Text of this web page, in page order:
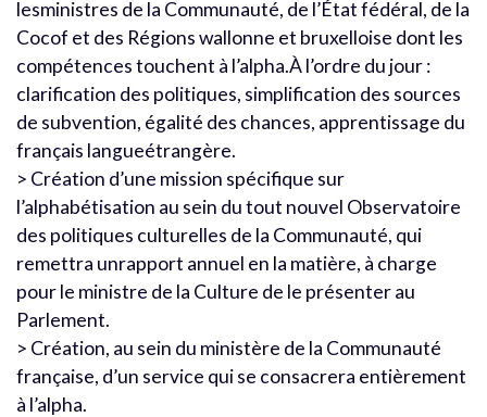
lesministres de la Communauté, de l’État fédéral, de la
Cocof et des Régions wallonne et bruxelloise dont les
compétences touchent à l’alpha.À l’ordre du jour :
clarification des politiques, simplification des sources
de subvention, égalité des chances, apprentissage du
français langueétrangère.
> Création d’une mission spécifique sur
l’alphabétisation au sein du tout nouvel Observatoire
des politiques culturelles de la Communauté, qui
remettra unrapport annuel en la matière, à charge
pour le ministre de la Culture de le présenter au
Parlement.
> Création, au sein du ministère de la Communauté
française, d’un service qui se consacrera entièrement
à l’alpha.